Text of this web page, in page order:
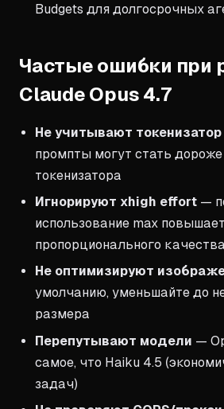
Budgets для долгосрочных
Частые ошибки при
Claude Opus 4.7
Не учитывают токенизатор
промпты могут стать дороже
токенизатора
Игнорируют xhigh effort —
использование max
пропорционального качества
Не оптимизируют
умолчанию, уменьшайте до
размера
Перепутывают модели —
самое, что Haiku 4.5
задач)